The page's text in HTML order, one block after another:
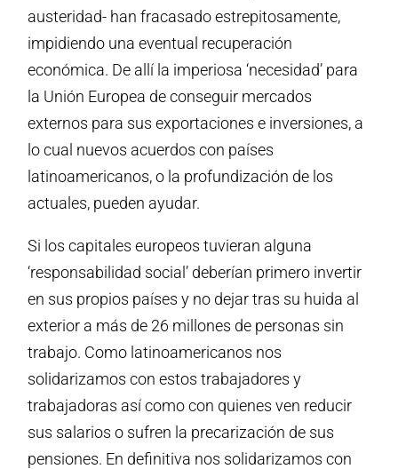
austeridad- han fracasado estrepitosamente,
impidiendo una eventual recuperación
económica. De allí la imperiosa ‘necesidad’ para
la Unión Europea de conseguir mercados
externos para sus exportaciones e inversiones, a
lo cual nuevos acuerdos con países
latinoamericanos, o la profundización de los
actuales, pueden ayudar.
Si los capitales europeos tuvieran alguna
‘responsabilidad social’ deberían primero invertir
en sus propios países y no dejar tras su huida al
exterior a más de 26 millones de personas sin
trabajo. Como latinoamericanos nos
solidarizamos con estos trabajadores y
trabajadoras así como con quienes ven reducir
sus salarios o sufren la precarización de sus
pensiones. En definitiva nos solidarizamos con